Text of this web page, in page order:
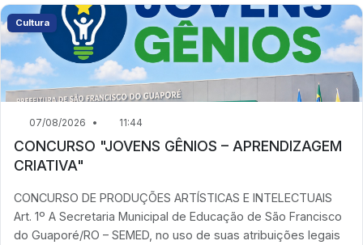
Cultura
07/08/2026 • 11:44
CONCURSO "JOVENS GÊNIOS – APRENDIZAGEM
CRIATIVA"
CONCURSO DE PRODUÇÕES ARTÍSTICAS E INTELECTUAIS
Art. 1º A Secretaria Municipal de Educação de São Francisco
do Guaporé/RO – SEMED, no uso de suas atribuições legais